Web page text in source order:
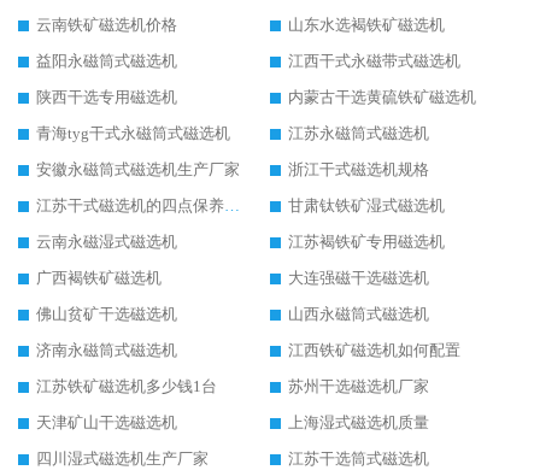
云南铁矿磁选机价格
山东水选褐铁矿磁选机
益阳永磁筒式磁选机
江西干式永磁带式磁选机
陕西干选专用磁选机
内蒙古干选黄硫铁矿磁选机
青海tyg干式永磁筒式磁选机
江苏永磁筒式磁选机
安徽永磁筒式磁选机生产厂家
浙江干式磁选机规格
江苏干式磁选机的四点保养秘籍
甘肃钛铁矿湿式磁选机
云南永磁湿式磁选机
江苏褐铁矿专用磁选机
广西褐铁矿磁选机
大连强磁干选磁选机
佛山贫矿干选磁选机
山西永磁筒式磁选机
济南永磁筒式磁选机
江西铁矿磁选机如何配置
江苏铁矿磁选机多少钱1台
苏州干选磁选机厂家
天津矿山干选磁选机
上海湿式磁选机质量
四川湿式磁选机生产厂家
江苏干选筒式磁选机